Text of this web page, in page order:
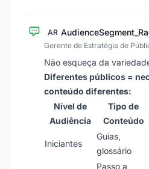
AR
Gerente de Estratégia de
Não esqueça da
Diferentes públicos =
conteúdo diferentes:
Nível de
Audiência
Tipo de
Conteúdo
Iniciantes
Guias,
glossário
Passo a